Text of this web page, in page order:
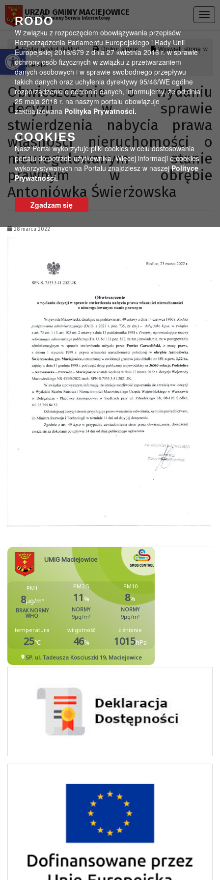
Otwórz pasek narzędzi
RODO
W związku z rozpoczęciem obowiązywania przepisów
Rozporządzenia Parlamentu Europejskiego i Rady Unii
Europejskiej 2016/679 z dnia 27 kwietnia 2016 r. w sprawie
ochrony osób fizycznych w związku z przetwarzaniem
danych osobowych i w sprawie swobodnego przepływu
takich danych oraz uchylenia dyrektywy 95/46/WE ogólne
rozporządzenie o ochronie danych, informujemy, że od dnia
25 maja 2018 r. na naszym portalu obowiązuje
zaktualizowana Polityka Prywatności.
COOKIES
Nasz Portal wykorzytuje pliki cookies w celu dostosowania
portalu do potrzeb użytkownika. Więcej informacji o cookies
wykorzystywanych na Portalu znajdziesz w naszejPolityce
Prywatności.
Zgadzam się
URZĄD GMINY MACIEJOWICE
Oficjalny gminny Serwis Internetowy
Czytaj artykuł (lektor) Drukuj stronę Wyświetl stronę w
formacie PDF
Obwieszczenie o wydaniu
decyzji w sprawie
stwierdzenia nabycia prawa
własności nieruchomości o
nieuregulowanym stanie
prawnym w obrębie
Antoniówka Świerżowska
28 marca 2022